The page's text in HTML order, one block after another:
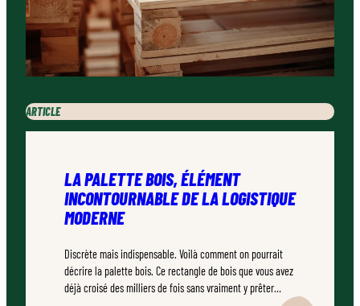
ARTICLE
LA PALETTE BOIS, ÉLÉMENT
INCONTOURNABLE DE LA LOGISTIQUE
MODERNE
Discrète mais indispensable. Voilà comment on pourrait
décrire la palette bois. Ce rectangle de bois que vous avez
déjà croisé des milliers de fois sans vraiment y prêter